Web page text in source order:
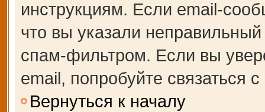
инструкциям. Если email-
что вы указали
спам-фильтром. Если вы
email, попробуйте связаться
Вернуться к началу